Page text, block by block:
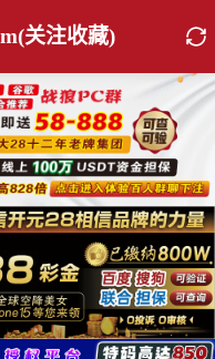
关注收藏)